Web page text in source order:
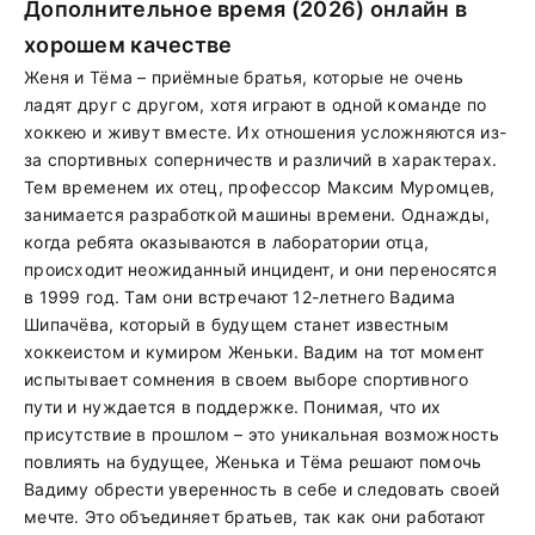
Дополнительное время (2026) онлайн в
хорошем качестве
Женя и Тёма – приёмные братья, которые не очень
ладят друг с другом, хотя играют в одной команде по
хоккею и живут вместе. Их отношения усложняются из-
за спортивных соперничеств и различий в характерах.
Тем временем их отец, профессор Максим Муромцев,
занимается разработкой машины времени. Однажды,
когда ребята оказываются в лаборатории отца,
происходит неожиданный инцидент, и они переносятся
в 1999 год. Там они встречают 12-летнего Вадима
Шипачёва, который в будущем станет известным
хоккеистом и кумиром Женьки. Вадим на тот момент
испытывает сомнения в своем выборе спортивного
пути и нуждается в поддержке. Понимая, что их
присутствие в прошлом – это уникальная возможность
повлиять на будущее, Женька и Тёма решают помочь
Вадиму обрести уверенность в себе и следовать своей
мечте. Это объединяет братьев, так как они работают